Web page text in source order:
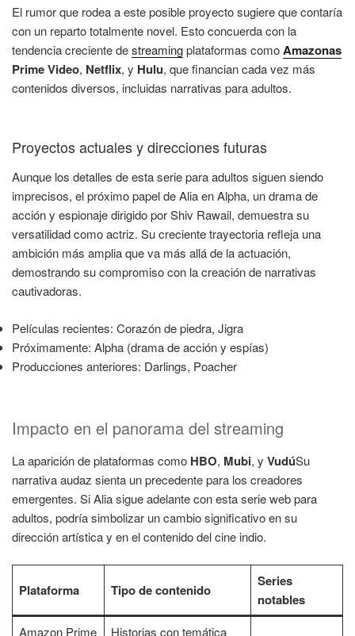
El rumor que rodea a este posible proyecto sugiere que contaría
con un reparto totalmente novel. Esto concuerda con la
tendencia creciente destreamingplataformas comoAmazonas
Prime Video, Netflix, y Hulu, que financian cada vez más
contenidos diversos, incluidas narrativas para adultos.
Proyectos actuales y direcciones futuras
Aunque los detalles de esta serie para adultos siguen siendo
imprecisos, el próximo papel de Alia en Alpha, un drama de
acción y espionaje dirigido por Shiv Rawail, demuestra su
versatilidad como actriz. Su creciente trayectoria refleja una
ambición más amplia que va más allá de la actuación,
demostrando su compromiso con la creación de narrativas
cautivadoras.
Películas recientes: Corazón de piedra, Jigra
Próximamente: Alpha (drama de acción y espías)
Producciones anteriores: Darlings, Poacher
Impacto en el panorama del streaming
La aparición de plataformas como HBO, Mubi, y VudúSu
narrativa audaz sienta un precedente para los creadores
emergentes. Si Alia sigue adelante con esta serie web para
adultos, podría simbolizar un cambio significativo en su
dirección artística y en el contenido del cine indio.
Plataforma Tipo de contenido
Series
notables
Amazon Prime Historias con temática